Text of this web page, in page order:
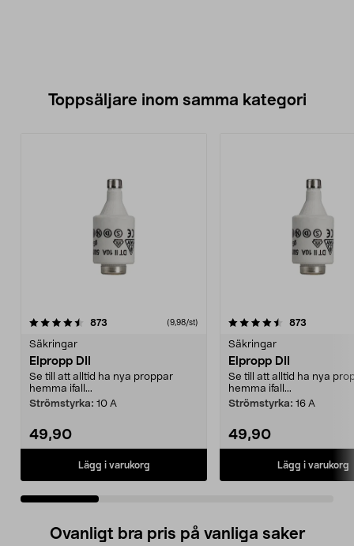
Toppsäljare inom samma kategori
873 (9,98/st)
Säkringar
Elpropp DII
Se till att alltid ha nya proppar
hemma ifall...
Strömstyrka: 10 A
49,90
Lägg i varukorg
4.5 av 5 stjärnor 873
Säkringar
Elpropp DII
Se till att alltid ha nya
hemma ifall...
Strömstyrka: 16 A
49,90
Lägg i varukorg
4.5 av 5 stjärnor
Ovanligt bra pris på vanliga saker